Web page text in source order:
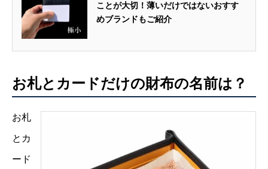
ことが大切！薄いだけではないおすす
めブランドもご紹介
お札とカードだけの財布の名前は？
お札
とカ
ード